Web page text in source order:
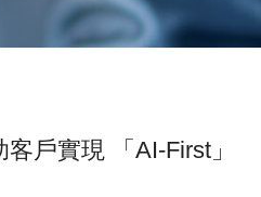
戶實現 「AI-First」